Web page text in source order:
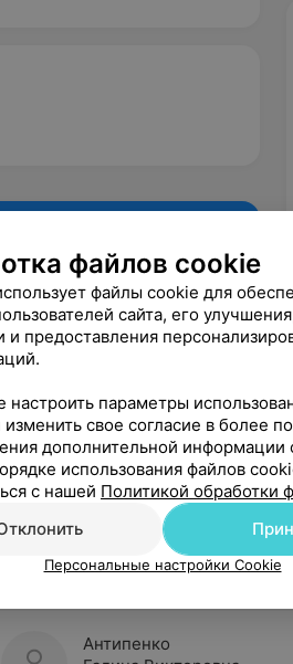
Рекомендую
Антипенко
файлов cookie
файлы cookie для
сайта, его
и предоставления
параметры
свое согласие в более
дополнительной информации
использования файлов
с нашей Политикой обработки
Персональные настройки Cookie